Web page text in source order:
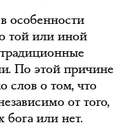
особенности
той или иной
По этой причине
слов о том, что
от того,
бога или нет.